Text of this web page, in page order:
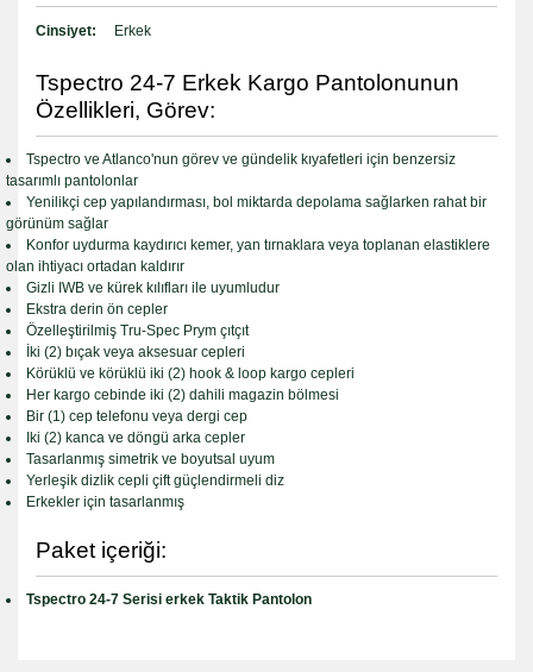
Cinsiyet: Erkek
Tspectro 24-7 Erkek Kargo Pantolonunun
Özellikleri, Görev:
Tspectro ve Atlanco'nun görev ve gündelik kıyafetleri için benzersiz
tasarımlı pantolonlar
Yenilikçi cep yapılandırması, bol miktarda depolama sağlarken rahat bir
görünüm sağlar
Konfor uydurma kaydırıcı kemer, yan tırnaklara veya toplanan elastiklere
olan ihtiyacı ortadan kaldırır
Gizli IWB ve kürek kılıfları ile uyumludur
Ekstra derin ön cepler
Özelleştirilmiş Tru-Spec Prym çıtçıt
İki (2) bıçak veya aksesuar cepleri
Körüklü ve körüklü iki (2) hook & loop kargo cepleri
Her kargo cebinde iki (2) dahili magazin bölmesi
Bir (1) cep telefonu veya dergi cep
Iki (2) kanca ve döngü arka cepler
Tasarlanmış simetrik ve boyutsal uyum
Yerleşik dizlik cepli çift güçlendirmeli diz
Erkekler için tasarlanmış
Paket içeriği:
Tspectro 24-7 Serisi erkek Taktik Pantolon